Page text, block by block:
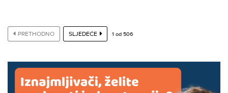
PRETHODNO SLJEDEĆE 1 od 506